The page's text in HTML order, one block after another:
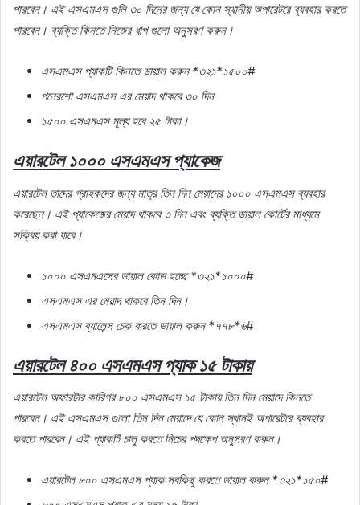
পারবেন। এই এসএমএস গুলি ৩০ দিনের জন্য যে কোন স্থানীয় অপারেটরে ব্যবহার করতে
পারবেন। ব্যক্তি কিনতে নিজের ধাপ গুলো অনুসরণ করুন।
এসএমএস প্যাকটি কিনতে ডায়াল করুন*৩২১*১৫০০#
পনেরশো এসএমএস এর মেয়াদ থাকবে ৩০ দিন
১৫০০ এসএমএস মূল্য হবে ২৫ টাকা।
এয়ারটেল ১০০০ এসএমএস প্যাকেজ
এয়ারটেল তাদের গ্রাহকদের জন্য মাত্র তিন দিন মেয়াদের ১০০০ এসএমএস ব্যবহার
করেছেন। এই প্যাকেজের মেয়াদ থাকবে ৩ দিন এবং ব্যক্তি ডায়াল কোর্টের মাধ্যমে
সক্রিয় করা যাবে।
১০০০ এসএমএসের ডায়াল কোড হচ্ছে*৩২১*১০০০#
এসএমএস এর মেয়াদ থাকবে তিন দিন।
এসএমএস ব্যালেন্স চেক করতে ডায়াল করুন*৭৭৮*৬#
এয়ারটেল ৪০০ এসএমএস প্যাক ১৫ টাকায়
এয়ারটেল অফারটার কারিগর ৮০০ এসএমএস ১৫ টাকায় তিন দিন মেয়াদে কিনতে
পারবেন। এই এসএমএস গুলো তিন দিন মেয়াদে যে কোন স্থানই অপারেটরে ব্যবহার
করতে পারবেন। এই প্যাকটি চালু করতে নিচের পদক্ষেপ অনুসরণ করুন।
এয়ারটেল ৮০০ এসএমএস প্যাক সবকিছু করতে ডায়াল করুন*৩২১*১৫০#